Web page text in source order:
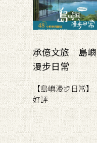
承億文旅｜島嶼
漫步日常
【島嶼漫步日常】
好評